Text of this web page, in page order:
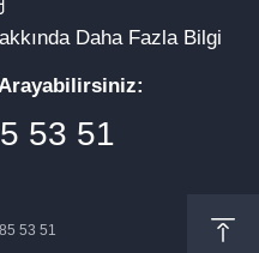
Daha Fazla Bilgi
53 51
53 51